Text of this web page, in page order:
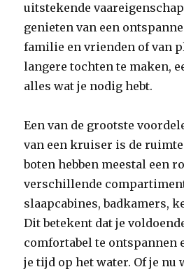
uitstekende
genieten van een
familie en vrienden of van
langere tochten te maken,
alles wat je nodig hebt.
Een van de grootste
van een kruiser is de ruimte
boten hebben meestal een
verschillende
slaapcabines, badkamers,
Dit betekent dat je
comfortabel te ontspannen
je tijd op het water. Of je nu